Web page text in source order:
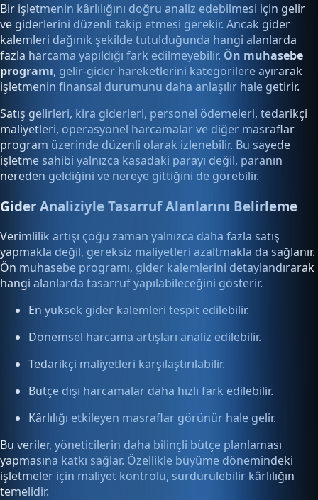
Bir işletmenin kârlılığını doğru analiz edebilmesi için gelir
ve giderlerini düzenli takip etmesi gerekir. Ancak gider
kalemleri dağınık şekilde tutulduğunda hangi alanlarda
fazla harcama yapıldığı fark edilmeyebilir. Ön muhasebe
programı, gelir-gider hareketlerini kategorilere ayırarak
işletmenin finansal durumunu daha anlaşılır hale getirir.
Satış gelirleri, kira giderleri, personel ödemeleri, tedarikçi
maliyetleri, operasyonel harcamalar ve diğer masraflar
program üzerinde düzenli olarak izlenebilir. Bu sayede
işletme sahibi yalnızca kasadaki parayı değil, paranın
nereden geldiğini ve nereye gittiğini de görebilir.
Gider Analiziyle Tasarruf Alanlarını Belirleme
Verimlilik artışı çoğu zaman yalnızca daha fazla satış
yapmakla değil, gereksiz maliyetleri azaltmakla da sağlanır.
Ön muhasebe programı, gider kalemlerini detaylandırarak
hangi alanlarda tasarruf yapılabileceğini gösterir.
En yüksek gider kalemleri tespit edilebilir.
Dönemsel harcama artışları analiz edilebilir.
Tedarikçi maliyetleri karşılaştırılabilir.
Bütçe dışı harcamalar daha hızlı fark edilebilir.
Kârlılığı etkileyen masraflar görünür hale gelir.
Bu veriler, yöneticilerin daha bilinçli bütçe planlaması
yapmasına katkı sağlar. Özellikle büyüme dönemindeki
işletmeler için maliyet kontrolü, sürdürülebilir kârlılığın
temelidir.